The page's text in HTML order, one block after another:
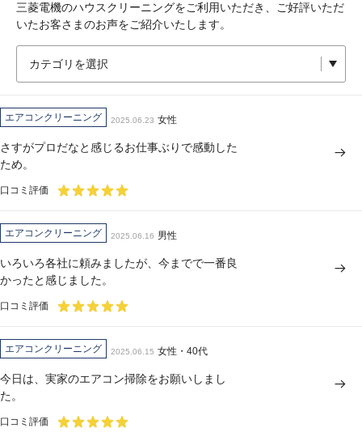
三菱電機のハウスクリーニングをご利用いただき、ご好評いただ
いたお客さまのお声をご紹介いたします。
エアコンクリーニング 2025.06.23 女性
さすがプロだなと感じるお仕事ぶりで感動した
ため。
口コミ評価
エアコンクリーニング 2025.06.16 男性
いろいろ各社に頼みましたが、今までで一番良
かったと感じました。
口コミ評価
エアコンクリーニング 2025.06.15 女性・40代
今日は、実家のエアコン掃除をお願いしまし
た。
口コミ評価